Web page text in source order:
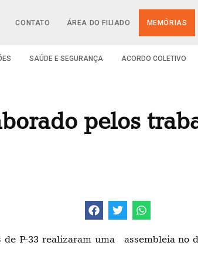
CONTATO ÁREA DO FILIADO MEMÓRIAS
SAÚDE E SEGURANÇA ACORDO COLETIVO
pelos
de P-33 realizaram uma assembleia